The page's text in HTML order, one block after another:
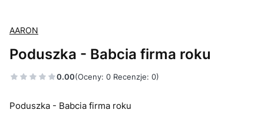
AARON
Poduszka - Babcia firma roku
0.00(Oceny: 0 Recenzje: 0)
Poduszka - Babcia firma roku